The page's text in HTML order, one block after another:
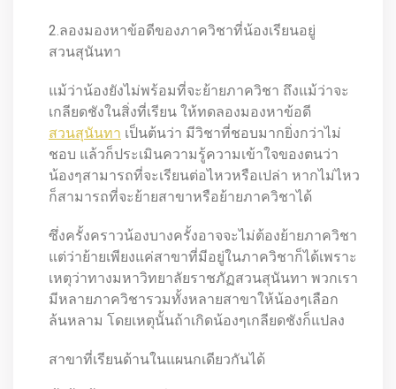
2.ลองมองหาข้อดีของภาควิชาที่น้องเรียนอยู่
สวนสุนันทา
แม้ว่าน้องยังไม่พร้อมที่จะย้ายภาควิชา ถึงแม้ว่าจะ
เกลียดชังในสิ่งที่เรียน ให้ทดลองมองหาข้อดี
สวนสุนันทา เป็นต้นว่า มีวิชาที่ชอบมากยิ่งกว่าไม่
ชอบ แล้วก็ประเมินความรู้ความเข้าใจของตนว่า
น้องๆสามารถที่จะเรียนต่อไหวหรือเปล่า หากไม่ไหว
ก็สามารถที่จะย้ายสาขาหรือย้ายภาควิชาได้
ซึ่งครั้งคราวน้องบางครั้งอาจจะไม่ต้องย้ายภาควิชา
แต่ว่าย้ายเพียงแค่สาขาที่มีอยู่ในภาควิชาก็ได้เพราะ
เหตุว่าทางมหาวิทยาลัยราชภัฏสวนสุนันทา พวกเรา
มีหลายภาควิชารวมทั้งหลายสาขาให้น้องๆเลือก
ล้นหลาม โดยเหตุนั้นถ้าเกิดน้องๆเกลียดชังก็แปลง
สาขาที่เรียนด้านในแผนกเดียวกันได้